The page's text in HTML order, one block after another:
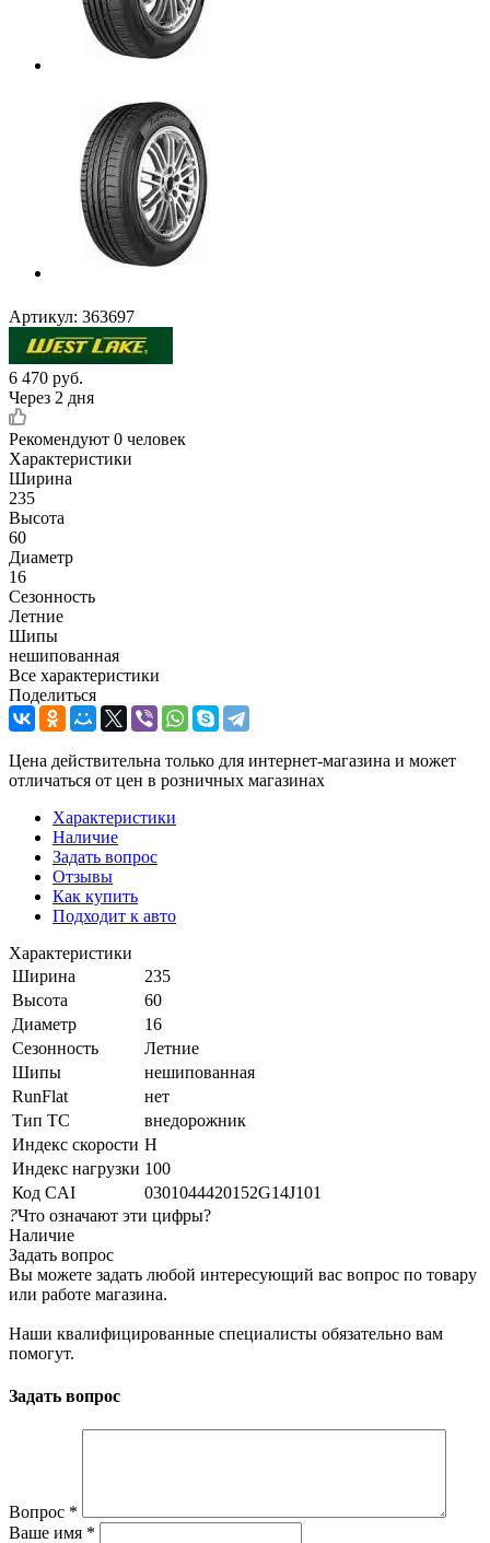
Артикул: 363697
6 470 руб.
Через 2 дня
Рекомендуют 0 человек
Характеристики
Ширина
235
Высота
60
Диаметр
16
Сезонность
Летние
Шипы
нешипованная
Все характеристики
Поделиться
Цена действительна только для интернет-магазина и может
отличаться от цен в розничных магазинах
Характеристики
Наличие
Задать вопрос
Отзывы
Как купить
Подходит к авто
Характеристики
Ширина
235
Высота
60
Диаметр
16
Сезонность
Летние
Шипы
нешипованная
RunFlat
нет
Тип ТС
внедорожник
Индекс скорости H
Индекс нагрузки 100
Код CAI
0301044420152G14J101
?Что означают эти цифры?
Наличие
Задать вопрос
Вы можете задать любой интересующий вас вопрос по товару
или работе магазина.
Наши квалифицированные специалисты обязательно вам
помогут.
Задать вопрос
Вопрос *
Ваше имя *